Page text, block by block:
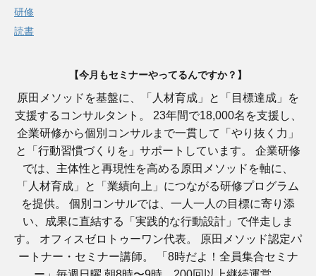
研修
読書
【今月もセミナーやってるんですか？】
原田メソッドを基盤に、「人材育成」と「目標達成」を
支援するコンサルタント。 23年間で18,000名を支援し、
企業研修から個別コンサルまで一貫して「やり抜く力」
と「行動習慣づくりを」サポートしています。 企業研修
では、主体性と再現性を高める原田メソッドを軸に、
「人材育成」と「業績向上」につながる研修プログラム
を提供。 個別コンサルでは、一人一人の目標に寄り添
い、成果に直結する「実践的な行動設計」で伴走しま
す。 オフィスゼロトゥーワン代表。 原田メソッド認定パ
ートナー・セミナー講師。 「8時だよ！全員集合セミナ